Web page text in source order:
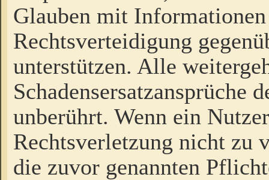
Glauben mit
Rechtsverteidigung
unterstützen. Alle
Schadensersatzansprüche
unberührt. Wenn ein
Rechtsverletzung nicht zu
die zuvor genannten